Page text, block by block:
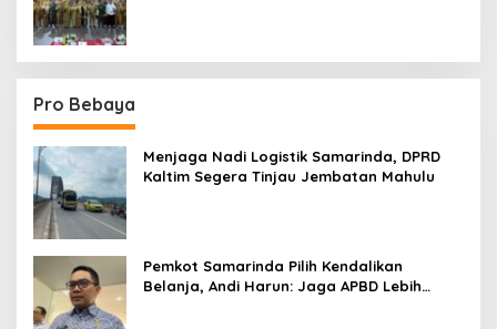
Pro Bebaya
Menjaga Nadi Logistik Samarinda, DPRD
Kaltim Segera Tinjau Jembatan Mahulu
Pemkot Samarinda Pilih Kendalikan
Belanja, Andi Harun: Jaga APBD Lebih